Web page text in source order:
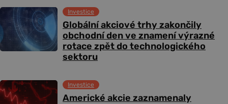
Globální akciové trhy zakončily
obchodní den ve znamení výrazné
rotace zpět do technologického
sektoru
Investice
Americké akcie zaznamenaly
Investice